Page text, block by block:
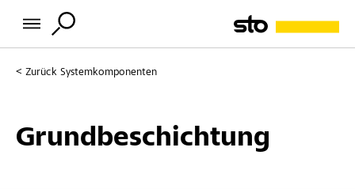
Zurück Systemkomponenten
Grundbeschichtung